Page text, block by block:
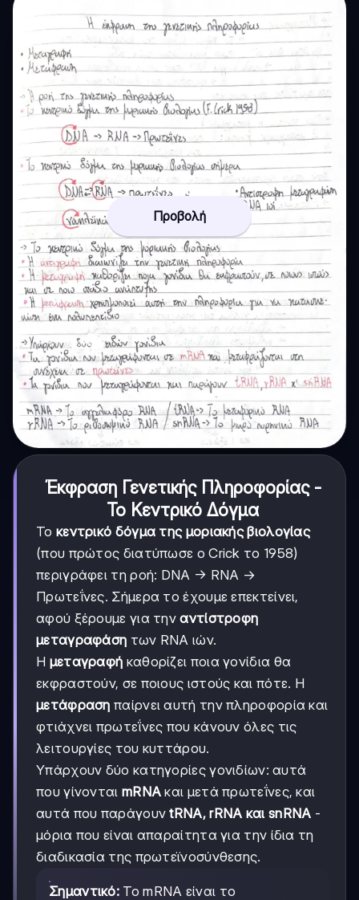
Προβολή
Έκφραση Γενετικής Πληροφορίας -
Το Κεντρικό Δόγμα
Το κεντρικό δόγμα της μοριακής βιολογίας
(που πρώτος διατύπωσε ο Crick το 1958)
περιγράφει τη ροή: DNA → RNA →
Πρωτεΐνες. Σήμερα το έχουμε επεκτείνει,
αφού ξέρουμε για τηναντίστροφη
μεταγραφάση των RNA ιών.
Η μεταγραφή καθορίζει ποια γονίδια θα
εκφραστούν, σε ποιους ιστούς και πότε. Η
μετάφραση παίρνει αυτή την πληροφορία και
φτιάχνει πρωτεΐνες που κάνουν όλες τις
λειτουργίες του κυττάρου.
Υπάρχουν δύο κατηγορίες γονιδίων: αυτά
που γίνονται mRNA και μετά πρωτεΐνες, και
αυτά που παράγουνtRNA, rRNA και snRNA -
μόρια που είναι απαραίτητα για την ίδια τη
διαδικασία της πρωτεϊνοσύνθεσης.
Σημαντικό: Το mRNA είναι το